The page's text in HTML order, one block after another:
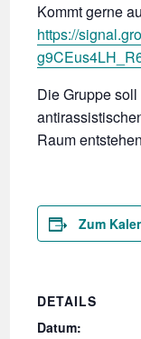
Kommt gerne
https://
Die Gruppe
Raum
Zum
DETAILS
Datum: